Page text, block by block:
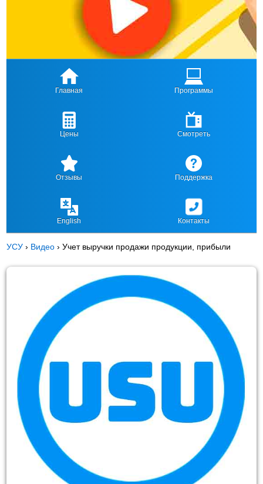
Главная Программы
Цены Смотреть
Отзывы Поддержка
English Контакты
УСУ › Видео ›Учет выручки продажи продукции, прибыли